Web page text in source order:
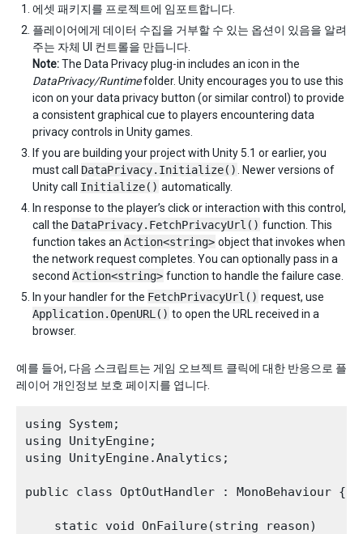
에셋 패키지를 프로젝트에 임포트합니다.
플레이어에게 데이터 수집을 거부할 수 있는 옵션이 있음을 알려
주는 자체 UI 컨트롤을 만듭니다.
Note:The Data Privacy plug-in includes an icon in the
DataPrivacy/Runtimefolder. Unity encourages you to use this
icon on your data privacy button (or similar control) to provide
a consistent graphical cue to players encountering data
privacy controls in Unity games.
If you are building your project with Unity 5.1 or earlier, you
must call DataPrivacy.Initialize()
. Newer versions of
Unity call Initialize() automatically.
In response to the player’s click or interaction with this control,
call the DataPrivacy.FetchPrivacyUrl() function. This
function takes an Action<string> object that invokes when
the network request completes. You can optionally pass in a
second Action<string> function to handle the failure case.
In your handler for the FetchPrivacyUrl() request, use
Application.OpenURL() to open the URL received in a
browser.
예를 들어, 다음 스크립트는 게임 오브젝트 클릭에 대한 반응으로 플
레이어 개인정보 보호 페이지를 엽니다.
using System;
using UnityEngine;
using UnityEngine.Analytics;
public class OptOutHandler : MonoBehaviour {
    static void OnFailure(string reason)